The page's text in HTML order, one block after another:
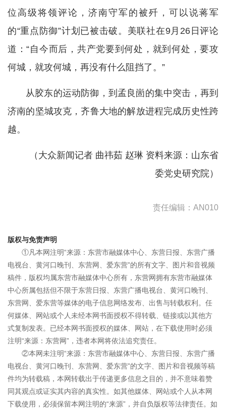
位高级将领评论，济南守军的被歼，可以说蒋军
的“重点防御”计划已被击破。美联社在9月26日评论
道：“自今而后，共产党要到何处，就到何处，要攻
何城，就攻何城，再没有什么阻挡了。”
从胶东的运动防御，到孟良崮的集中突击，再到
济南的坚城攻克，齐鲁大地的解放进程完成历史性跨
越。
（大众新闻记者 曲祎茹 赵琳 资料来源：山东省
委党史研究院）
责任编辑：AN010
版权与免责声明
①凡本网注明“来源：东营市融媒体中心、东营日报、东营广播
电视台、黄河口晚刊、东营网、爱东营”的所有文字、图片和音视频
稿件，版权均属东营市融媒体中心所有，东营网拥有东营市融媒体
中心所属包括但不限于东营日报、东营广播电视台、黄河口晚刊、
东营网、爱东营等媒体的电子信息网络发布、出售与转载权利。任
何媒体、网站或个人未经本网书面授权不得转载、链接或以其他方
式复制发表。已经本网书面授权的媒体、网站，在下载使用时必须
注明“来源：东营网”，违者本网将依法追究责任。
②本网未注明“来源：东营市融媒体中心、东营日报、东营广播
电视台、黄河口晚刊、东营网、爱东营”的文字、图片和音视频等稿
件均为转载稿，本网转载出于传递更多信息之目的，并不意味着赞
同其观点或证实其内容的真实性。如其他媒体、网站或个人从本网
下载使用，必须保留本网注明的“来源”，并自负版权等法律责任。如